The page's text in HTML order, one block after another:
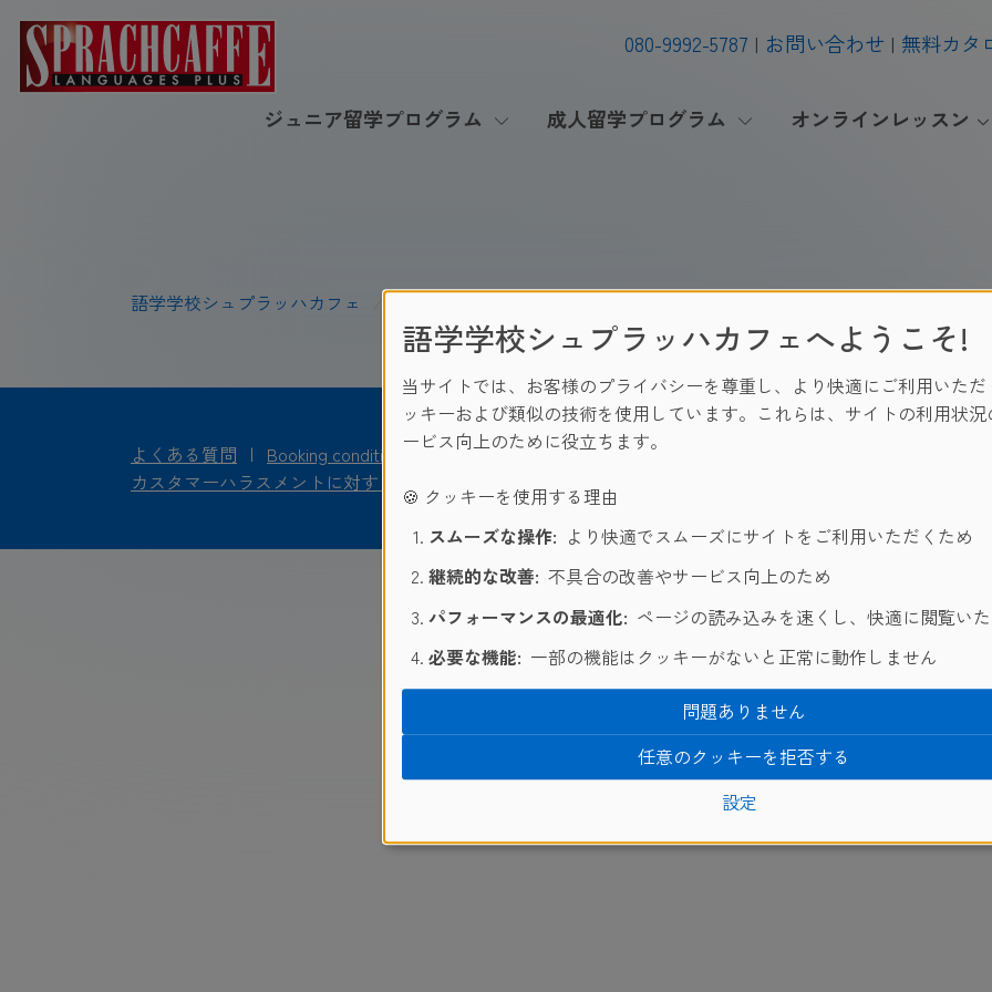
080-9992-5787 お問い合わせ 無料カタ
ジュニア留学プログラム 成人留学プログラム オンラインレッスン
語学学校シュプラッハカフェ Shop Test Normal Frankfurt
よくある質問 | Booking condition Privacy Policy | Legal |
カスタマーハラスメントに対する方針
語学学校シュプラッハカフェへようこそ!
当サイトでは、お客様のプライバシーを尊重し、より快適にご利用いた
ッキーおよび類似の技術を使用しています。これらは、サイトの利用状
ービス向上のために役立ちます。
🍪 クッキーを使用する理由
スムーズな操作: より快適でスムーズにサイトをご利用いただくため
継続的な改善: 不具合の改善やサービス向上のため
パフォーマンスの最適化: ページの読み込みを速くし、快適に閲覧い
必要な機能: 一部の機能はクッキーがないと正常に動作しません
設定
任意のクッキーを拒否する
問題ありません